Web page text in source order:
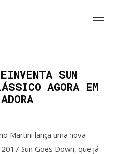
SUN
AGORA EM
Martini lança uma nova
Sun Goes Down, que já